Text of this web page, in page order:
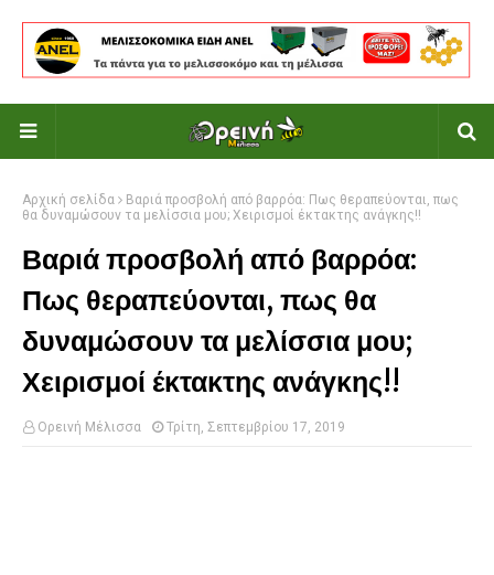
Αρχική σελίδα
Βαριά προσβολή από βαρρόα: Πως θεραπεύονται, πως
θα δυναμώσουν τα μελίσσια μου; Χειρισμοί έκτακτης ανάγκης!!
Βαριά προσβολή από βαρρόα:
Πως θεραπεύονται, πως θα
δυναμώσουν τα μελίσσια μου;
Χειρισμοί έκτακτης ανάγκης!!
Ορεινή Μέλισσα Τρίτη, Σεπτεμβρίου 17, 2019